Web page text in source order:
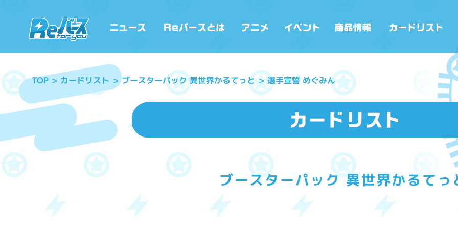
TOP カードリスト ブースターパック 異世界かるてっと 選手宣誓 めぐみん
ブースターパック 異世界かるてっ